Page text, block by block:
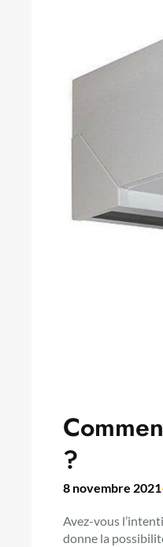
?
8 novembre 2021
Avez-vous
donne la